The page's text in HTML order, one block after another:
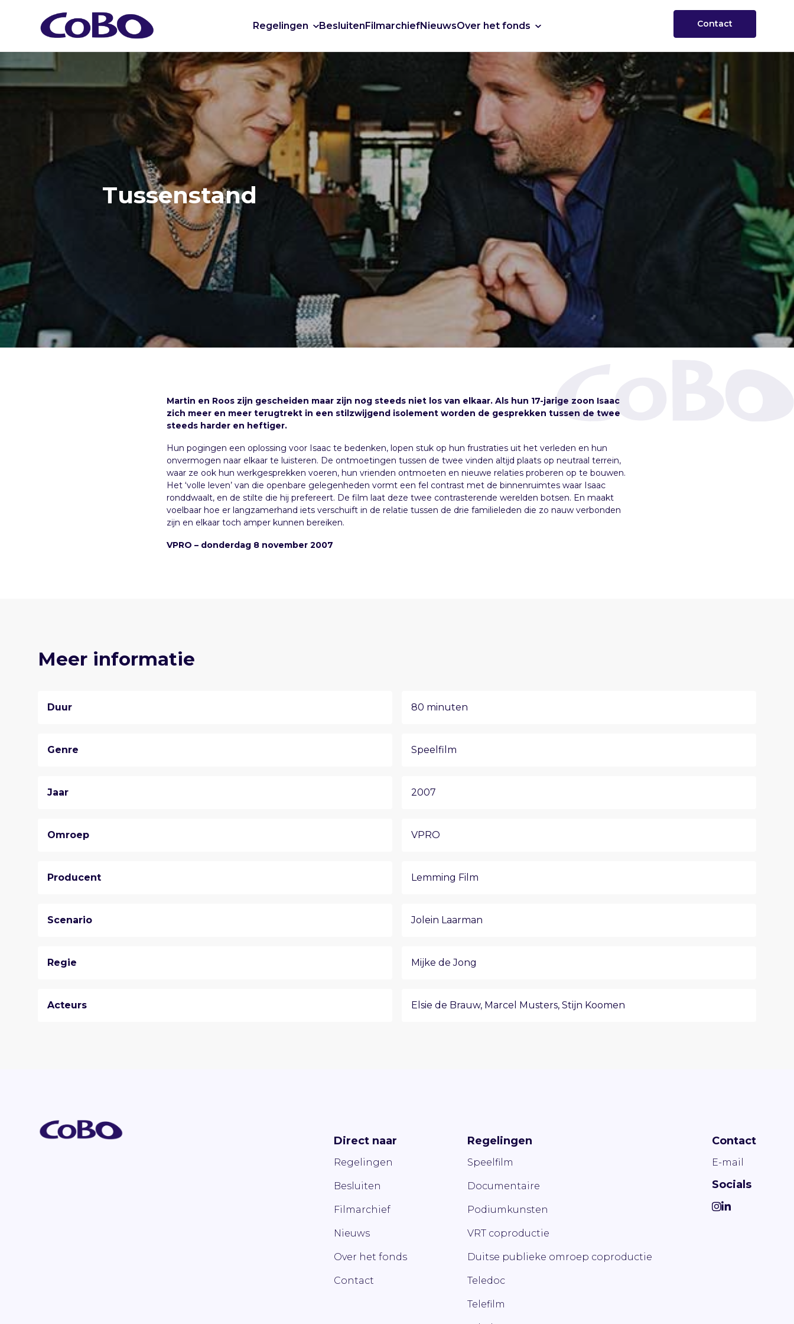
Regelingen BesluitenFilmarchiefNieuwsOver het fonds Contact
Tussenstand
Martin en Roos zijn gescheiden maar zijn nog steeds niet los van elkaar. Als hun 17-jarige zoon Isaac
zich meer en meer terugtrekt in een stilzwijgend isolement worden de gesprekken tussen de twee
steeds harder en heftiger.
Hun pogingen een oplossing voor Isaac te bedenken, lopen stuk op hun frustraties uit het verleden en hun
onvermogen naar elkaar te luisteren. De ontmoetingen tussen de twee vinden altijd plaats op neutraal terrein,
waar ze ook hun werkgesprekken voeren, hun vrienden ontmoeten en nieuwe relaties proberen op te bouwen.
Het ‘volle leven’ van die openbare gelegenheden vormt een fel contrast met de binnenruimtes waar Isaac
ronddwaalt, en de stilte die hij prefereert. De film laat deze twee contrasterende werelden botsen. En maakt
voelbaar hoe er langzamerhand iets verschuift in de relatie tussen de drie familieleden die zo nauw verbonden
zijn en elkaar toch amper kunnen bereiken.
VPRO – donderdag 8 november 2007
Meer informatie
Duur 80 minuten
Genre Speelfilm
Jaar 2007
Omroep VPRO
Producent Lemming Film
Scenario Jolein Laarman
Regie Mijke de Jong
Acteurs Elsie de Brauw, Marcel Musters, Stijn Koomen
Direct naar
Regelingen
Besluiten
Filmarchief
Nieuws
Over het fonds
Contact
Regelingen
Speelfilm
Documentaire
Podiumkunsten
VRT coproductie
Duitse publieke omroep coproductie
Teledoc
Telefilm
Contact
E-mail
Socials